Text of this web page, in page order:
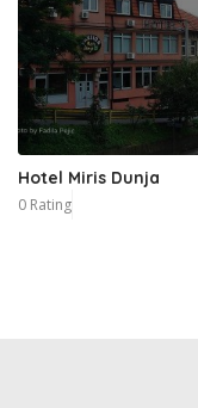
Hotel Miris Dunja
0 Rating